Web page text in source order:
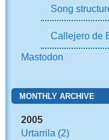
Song
Callejero de
Mastodon
MONTHLY ARCHIVE
2005
Urtarrila (2)